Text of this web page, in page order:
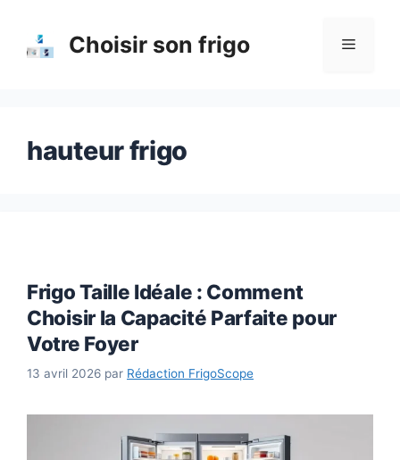
contenu
Choisir son frigo Menu
hauteur frigo
Frigo Taille Idéale : Comment
Choisir la Capacité Parfaite pour
Votre Foyer
13 avril 2026 par Rédaction FrigoScope